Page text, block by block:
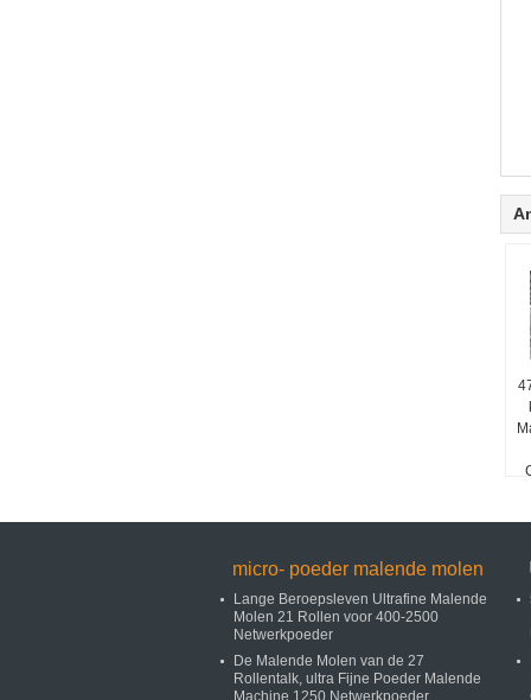
micro- poeder malende molen
Lange Beroepsleven Ultrafine Malende
Molen 21 Rollen voor 400-2500
Netwerkpoeder
De Malende Molen van de 27
Rollentalk, ultra Fijne Poeder Malende
Machine 1250 Netwerkpoeder